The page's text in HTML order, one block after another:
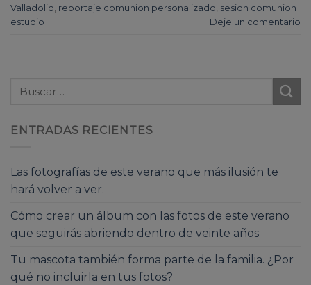
Valladolid reportaje comunion personalizado sesion comunion
estudio
Deje un comentario
ENTRADAS RECIENTES
Las fotografías de este verano que más ilusión te
hará volver a ver.
Cómo crear un álbum con las fotos de este verano
que seguirás abriendo dentro de veinte años
Tu mascota también forma parte de la familia. ¿Por
qué no incluirla en tus fotos?